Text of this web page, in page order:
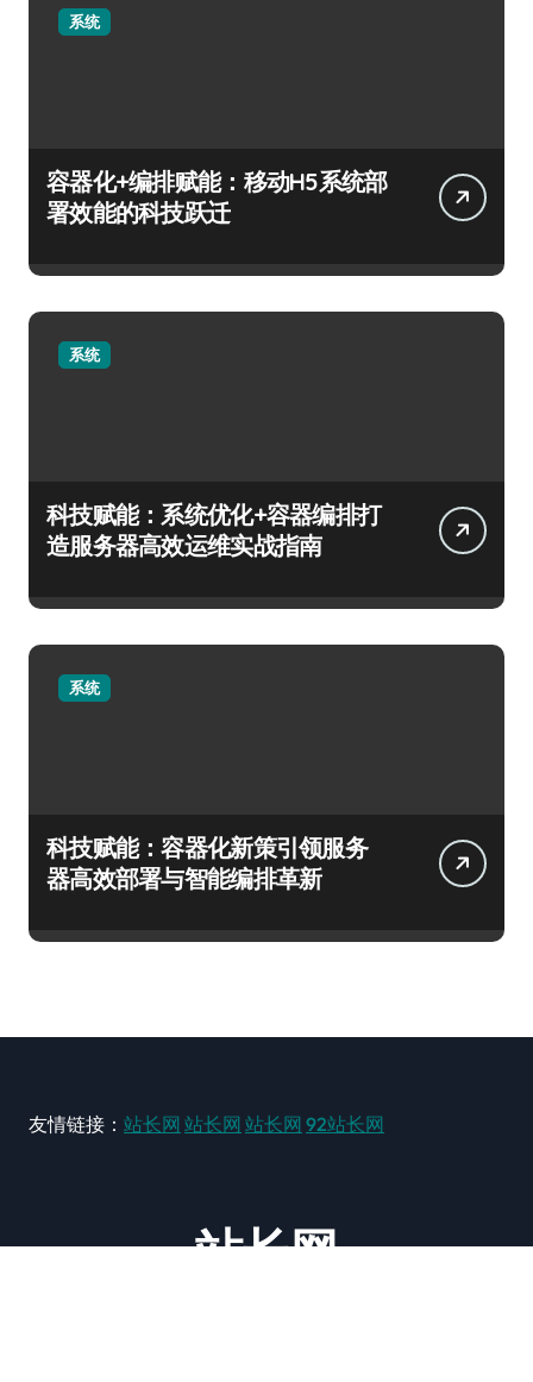
系统
容器化+编排赋能：移动H5系统部
署效能的科技跃迁
系统
科技赋能：系统优化+容器编排打
造服务器高效运维实战指南
系统
科技赋能：容器化新策引领服务
器高效部署与智能编排革新
友情链接： 站长网 站长网 站长网 92站长网
站长网